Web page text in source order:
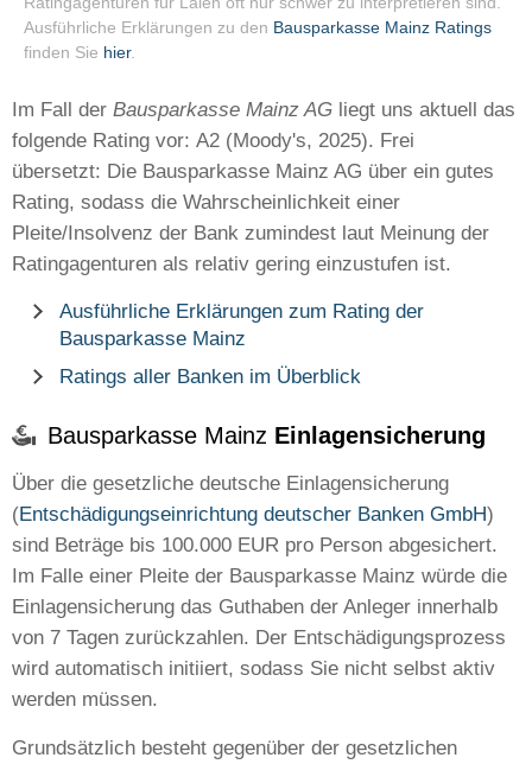
Ausführliche Erklärungen zu den Bausparkasse Mainz Ratings
finden Sie hier.
Im Fall der Bausparkasse Mainz AG liegt uns aktuell das
folgende Rating vor: A2 (Moody's, 2025). Frei
übersetzt: Die Bausparkasse Mainz AG über ein gutes
Rating, sodass die Wahrscheinlichkeit einer
Pleite/Insolvenz der Bank zumindest laut Meinung der
Ratingagenturen als relativ gering einzustufen ist.
Ausführliche Erklärungen zum Rating der
Bausparkasse Mainz
Ratings aller Banken im Überblick
Bausparkasse Mainz Einlagensicherung
Über die gesetzliche deutsche Einlagensicherung
(Entschädigungseinrichtung deutscher Banken GmbH)
sind Beträge bis 100.000 EUR pro Person abgesichert.
Im Falle einer Pleite der Bausparkasse Mainz würde die
Einlagensicherung das Guthaben der Anleger innerhalb
von 7 Tagen zurückzahlen. Der Entschädigungsprozess
wird automatisch initiiert, sodass Sie nicht selbst aktiv
werden müssen.
Grundsätzlich besteht gegenüber der gesetzlichen